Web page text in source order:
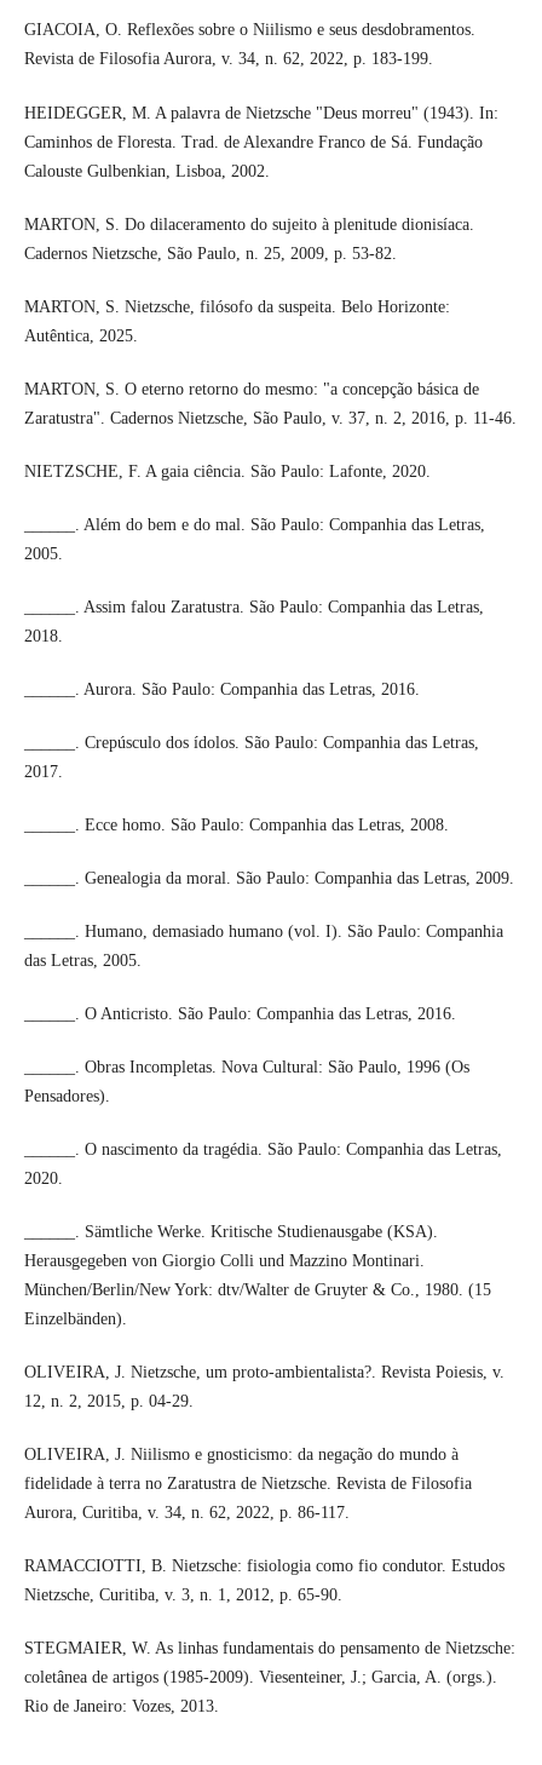
GIACOIA, O. Reflexões sobre o Niilismo e seus desdobramentos.
Revista de Filosofia Aurora, v. 34, n. 62, 2022, p. 183-199.
HEIDEGGER, M. A palavra de Nietzsche "Deus morreu" (1943). In:
Caminhos de Floresta. Trad. de Alexandre Franco de Sá. Fundação
Calouste Gulbenkian, Lisboa, 2002.
MARTON, S. Do dilaceramento do sujeito à plenitude dionisíaca.
Cadernos Nietzsche, São Paulo, n. 25, 2009, p. 53-82.
MARTON, S. Nietzsche, filósofo da suspeita. Belo Horizonte:
Autêntica, 2025.
MARTON, S. O eterno retorno do mesmo: "a concepção básica de
Zaratustra". Cadernos Nietzsche, São Paulo, v. 37, n. 2, 2016, p. 11-46.
NIETZSCHE, F. A gaia ciência. São Paulo: Lafonte, 2020.
______. Além do bem e do mal. São Paulo: Companhia das Letras,
2005.
______. Assim falou Zaratustra. São Paulo: Companhia das Letras,
2018.
______. Aurora. São Paulo: Companhia das Letras, 2016.
______. Crepúsculo dos ídolos. São Paulo: Companhia das Letras,
2017.
______. Ecce homo. São Paulo: Companhia das Letras, 2008.
______. Genealogia da moral. São Paulo: Companhia das Letras, 2009.
______. Humano, demasiado humano (vol. I). São Paulo: Companhia
das Letras, 2005.
______. O Anticristo. São Paulo: Companhia das Letras, 2016.
______. Obras Incompletas. Nova Cultural: São Paulo, 1996 (Os
Pensadores).
______. O nascimento da tragédia. São Paulo: Companhia das Letras,
2020.
______. Sämtliche Werke. Kritische Studienausgabe (KSA).
Herausgegeben von Giorgio Colli und Mazzino Montinari.
München/Berlin/New York: dtv/Walter de Gruyter & Co., 1980. (15
Einzelbänden).
OLIVEIRA, J. Nietzsche, um proto-ambientalista?. Revista Poiesis, v.
12, n. 2, 2015, p. 04-29.
OLIVEIRA, J. Niilismo e gnosticismo: da negação do mundo à
fidelidade à terra no Zaratustra de Nietzsche. Revista de Filosofia
Aurora, Curitiba, v. 34, n. 62, 2022, p. 86-117.
RAMACCIOTTI, B. Nietzsche: fisiologia como fio condutor. Estudos
Nietzsche, Curitiba, v. 3, n. 1, 2012, p. 65-90.
STEGMAIER, W. As linhas fundamentais do pensamento de Nietzsche:
coletânea de artigos (1985-2009). Viesenteiner, J.; Garcia, A. (orgs.).
Rio de Janeiro: Vozes, 2013.